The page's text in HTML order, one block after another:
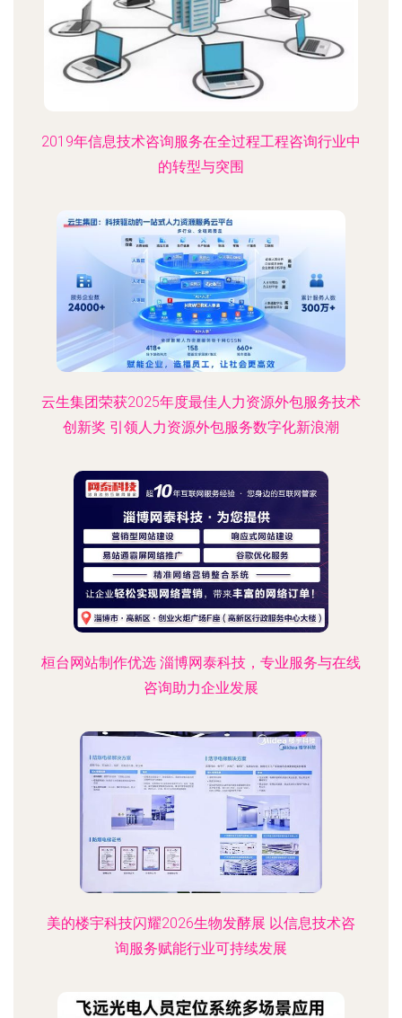
2019年信息技术咨询服务在全过程工程咨询行业中
的转型与突围
云生集团荣获2025年度最佳人力资源外包服务技术
创新奖 引领人力资源外包服务数字化新浪潮
桓台网站制作优选 淄博网泰科技，专业服务与在线
咨询助力企业发展
美的楼宇科技闪耀2026生物发酵展 以信息技术咨
询服务赋能行业可持续发展